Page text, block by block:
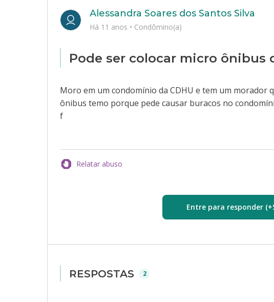
Pode ser colocar micro
Moro em um condomínio da CDHU e tem um morador
ônibus temo porque pede causar buracos no
f
Alessandra Soares dos Santos Silva
Há 11 anos • Condômino(a)
Relatar abuso
Entre para responder
RESPOSTAS 2